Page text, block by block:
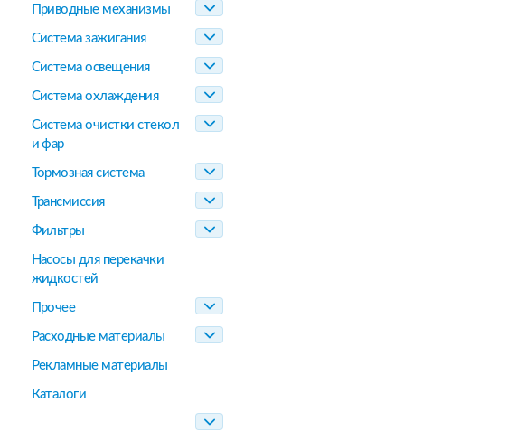
Приводные механизмы
Система зажигания
Система освещения
Система охлаждения
Система очистки стекол
и фар
Тормозная система
Трансмиссия
Фильтры
Насосы для перекачки
жидкостей
Прочее
Расходные материалы
Рекламные материалы
Каталоги